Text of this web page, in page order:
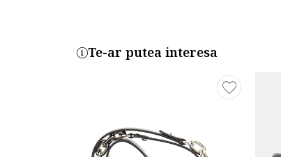
Te-ar putea interesa